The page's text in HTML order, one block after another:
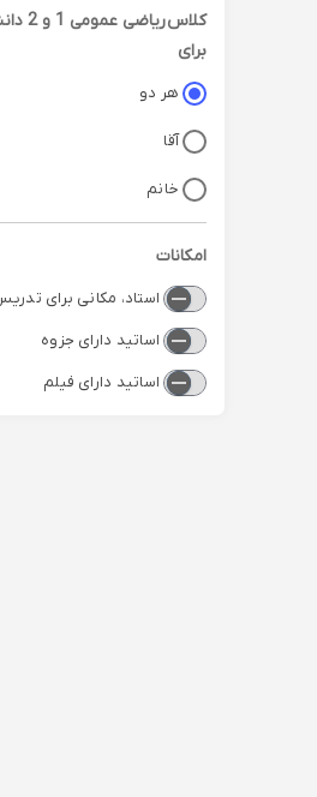
کلاسریاضی عمومی 1 و 2 دانشگاه
برای
هر دو
آقا
خانم
امکانات
استاد، مکانی برای
اساتید دارای جزوه
اساتید دارای فیلم